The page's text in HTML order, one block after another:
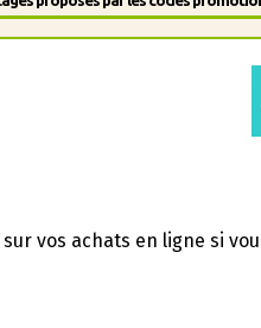
sur vos achats en ligne si